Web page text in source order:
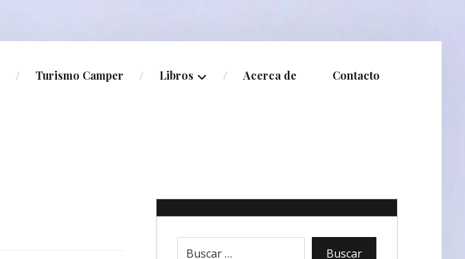
Turismo Camper Libros Acerca de Contacto